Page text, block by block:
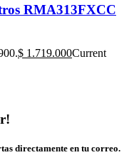
RMA313FXCC
$ 1.719.000Current
directamente en tu correo.